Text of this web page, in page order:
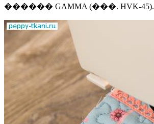
������ GAMMA (���. HVK-45).